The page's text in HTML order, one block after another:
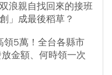
浪親自找回來的接班
」成最後稻草？
5萬！全台各縣市
金額、何時領一次